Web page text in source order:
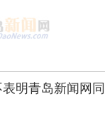
明青岛新闻网